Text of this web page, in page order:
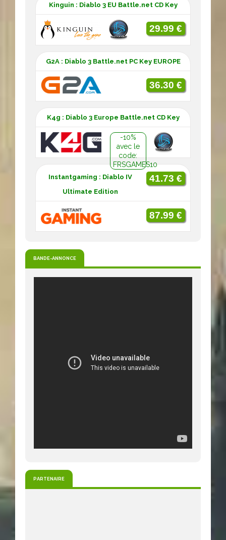
Kinguin : Diablo 3 EU Battle.net CD Key
29.99 €
G2A : Diablo 3 Battle.net PC Key EUROPE
36.30 €
K4g : Diablo 3 Europe Battle.net CD Key
-10%
avec le
code:
FRSGAMES10
41.73 €
Instantgaming : Diablo IV
Ultimate Edition
87.99 €
BANDE-ANNONCE
PARTENAIRE